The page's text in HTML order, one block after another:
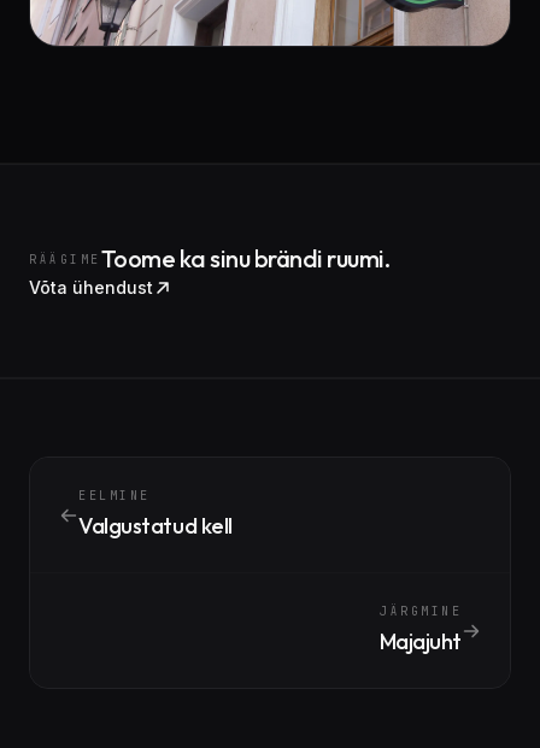
RÄÄGIME Toome ka sinu brändi ruumi.
Võta ühendust
EELMINE
Valgustatud kell
JÄRGMINE
Majajuht